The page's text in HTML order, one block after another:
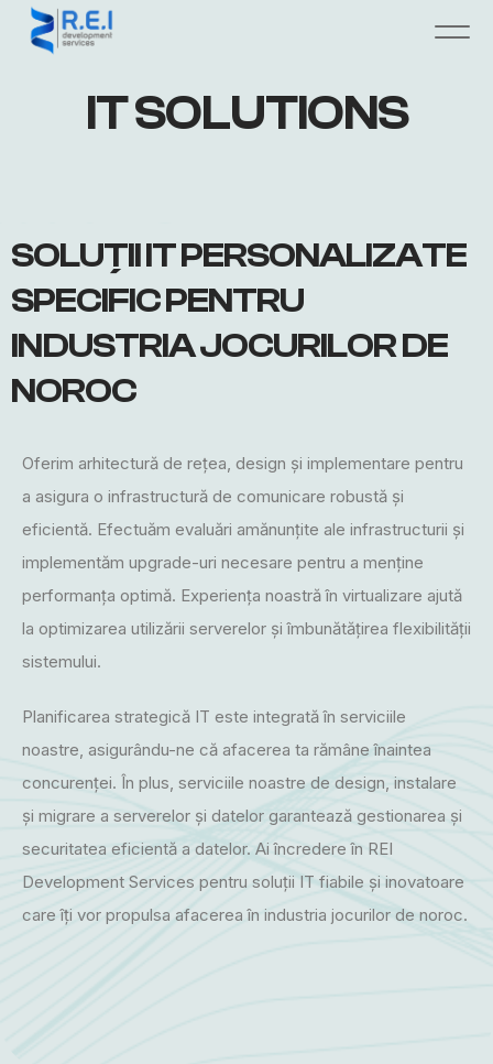
ITSOLUTIONS
SOLUȚII IT PERSONALIZATE
SPECIFIC PENTRU
INDUSTRIA JOCURILOR DE
NOROC
Oferim arhitectură de rețea, design și implementare pentru
a asigura o infrastructură de comunicare robustă și
eficientă. Efectuăm evaluări amănunțite ale infrastructurii și
implementăm upgrade-uri necesare pentru a menține
performanța optimă. Experiența noastră în virtualizare ajută
la optimizarea utilizării serverelor și îmbunătățirea flexibilității
sistemului.
Planificarea strategică IT este integrată în serviciile
noastre, asigurându-ne că afacerea ta rămâne înaintea
concurenței. În plus, serviciile noastre de design, instalare
și migrare a serverelor și datelor garantează gestionarea și
securitatea eficientă a datelor. Ai încredere în REI
Development Services pentru soluții IT fiabile și inovatoare
care îți vor propulsa afacerea în industria jocurilor de noroc.